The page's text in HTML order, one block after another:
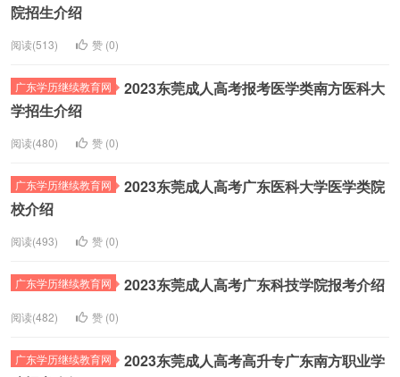
院招生介绍
阅读(513) 赞 (0)
广东学历继续教育网
2023东莞成人高考报考医学类南方医科大
学招生介绍
阅读(480) 赞 (0)
广东学历继续教育网
2023东莞成人高考广东医科大学医学类院
校介绍
阅读(493) 赞 (0)
广东学历继续教育网 2023东莞成人高考广东科技学院报考介绍
阅读(482) 赞 (0)
广东学历继续教育网
2023东莞成人高考高升专广东南方职业学